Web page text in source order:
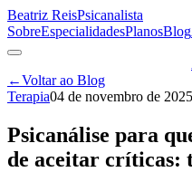
Beatriz ReisPsicanalista
SobreEspecialidadesPlanosBlog
←Voltar ao Blog
Terapia04 de novembro de 2025
Psicanálise para
de aceitar críticas: